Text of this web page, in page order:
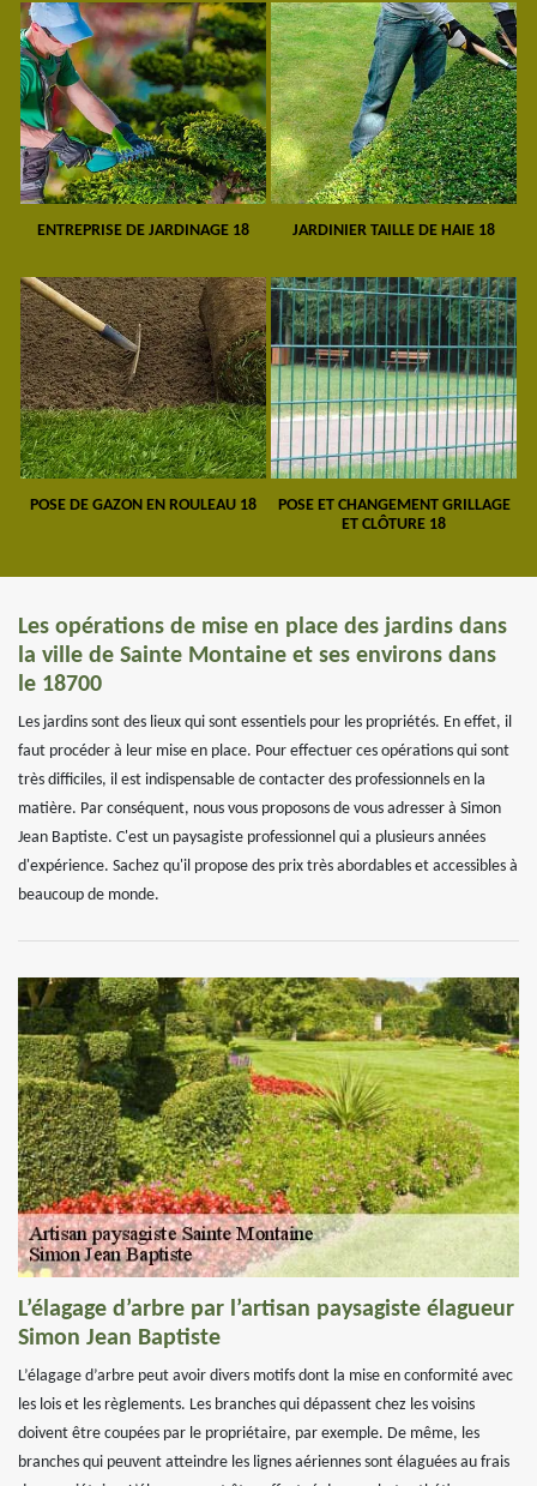
ENTREPRISE DE JARDINAGE 18 JARDINIER TAILLE DE HAIE 18
POSE DE GAZON EN ROULEAU 18
POSE ET CHANGEMENT GRILLAGE
ET CLÔTURE 18
Les opérations de mise en place des jardins dans
la ville de Sainte Montaine et ses environs dans
le 18700
Les jardins sont des lieux qui sont essentiels pour les propriétés. En effet, il
faut procéder à leur mise en place. Pour effectuer ces opérations qui sont
très difficiles, il est indispensable de contacter des professionnels en la
matière. Par conséquent, nous vous proposons de vous adresser à Simon
Jean Baptiste. C'est un paysagiste professionnel qui a plusieurs années
d'expérience. Sachez qu'il propose des prix très abordables et accessibles à
beaucoup de monde.
L’élagage d’arbre par l’artisan paysagiste élagueur
Simon Jean Baptiste
L’élagage d’arbre peut avoir divers motifs dont la mise en conformité avec
les lois et les règlements. Les branches qui dépassent chez les voisins
doivent être coupées par le propriétaire, par exemple. De même, les
branches qui peuvent atteindre les lignes aériennes sont élaguées au frais